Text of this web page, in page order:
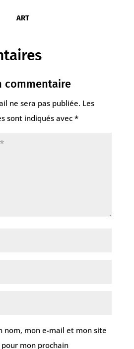
ART
commentaire
ne sera pas publiée. Les
sont indiqués avec *
nom, mon e-mail et mon site
mon prochain